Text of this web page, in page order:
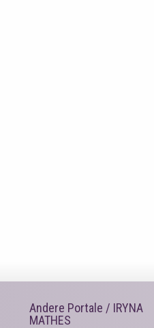
Andere Portale / IRYNA
MATHES